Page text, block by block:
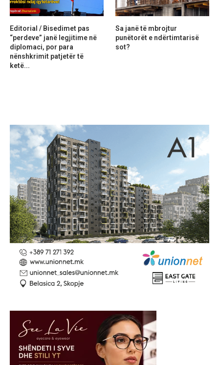
Editorial / Bisedimet pas
“perdeve” janë legjitime në
diplomaci, por para
nënshkrimit patjetër të
ketë...
Sa janë të mbrojtur
punëtorët e ndërtimtarisë
sot?